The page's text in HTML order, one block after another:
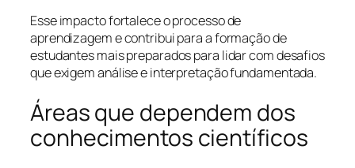
Esse impacto fortalece o processo de
aprendizagem e contribui para a formação de
estudantes mais preparados para lidar com desafios
que exigem análise e interpretação fundamentada.
Áreas que dependem dos
conhecimentos científicos